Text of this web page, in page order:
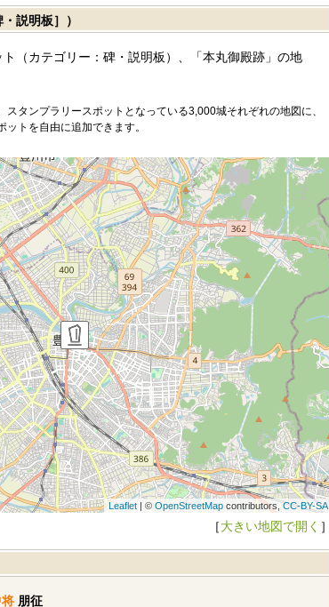
説明板］）
（カテゴリー：碑・説明板）、「本丸御殿跡」の地
スタンプラリースポットとなっている3,000城それぞれの地図に、
トを自由に追加できます。
Leaflet| © OpenStreetMapcontributors,CC-BY-SA
［大きい地図で開く ］
朋征